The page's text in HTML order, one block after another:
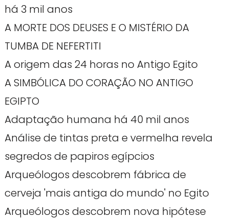
há 3 mil anos
A MORTE DOS DEUSES E O MISTÉRIO DA
TUMBA DE NEFERTITI
A origem das 24 horas no Antigo Egito
A SIMBÓLICA DO CORAÇÃO NO ANTIGO
EGIPTO
Adaptação humana há 40 mil anos
Análise de tintas preta e vermelha revela
segredos de papiros egípcios
Arqueólogos descobrem fábrica de
cerveja 'mais antiga do mundo' no Egito
Arqueólogos descobrem nova hipótese